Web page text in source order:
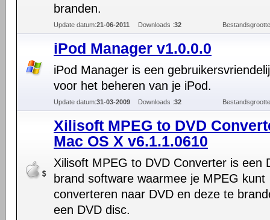
branden.
Update datum:21-06-2011 Downloads :32
iPod Manager v1.0.0.0
iPod Manager is een
voor het beheren van je iPod.
Update datum:31-03-2009 Downloads :32
Xilisoft MPEG to DVD
Mac OS X v6.1.1.0610
Xilisoft MPEG to DVD Converter is een
brand software waarmee je MPEG kunt
converteren naar DVD en deze te
een DVD disc.